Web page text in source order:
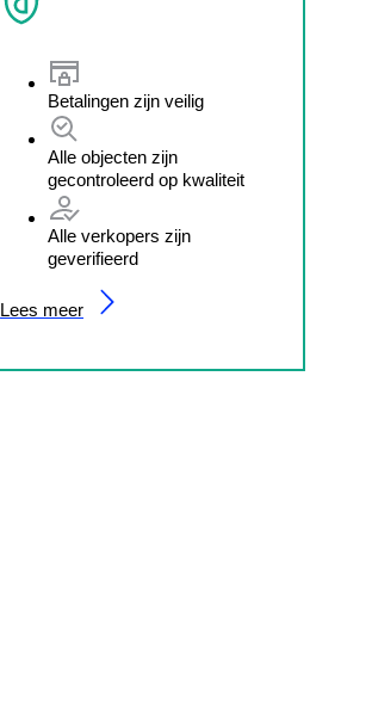
Betalingen zijn veilig
Alle objecten zijn
gecontroleerd op kwaliteit
Alle verkopers zijn
geverifieerd
Lees meer